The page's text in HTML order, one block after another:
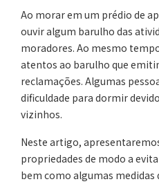
Ao morar em um prédio de
ouvir algum barulho das
moradores. Ao mesmo
atentos ao barulho que
reclamações. Algumas
dificuldade para dormir
vizinhos.
Neste artigo,
propriedades de modo a
bem como algumas